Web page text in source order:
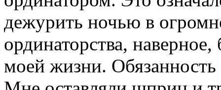
дежурить ночью в
ординаторства,
моей жизни.